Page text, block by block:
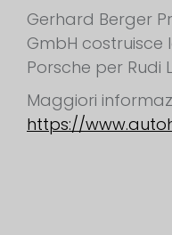
Gerhard Berger
GmbH costruisce
Porsche per Rudi
Maggiori
https://